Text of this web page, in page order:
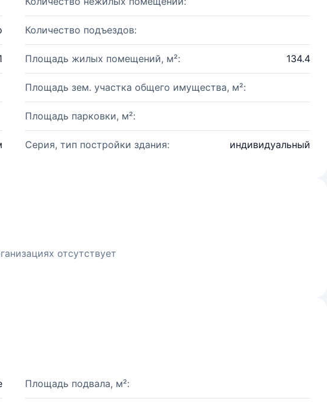
Количество подъездов:
Площадь жилых помещений, м²: 134.4
Площадь зем. участка общего имущества, м²:
Площадь парковки, м²:
Серия, тип постройки здания: индивидуальный
отсутствует
Площадь подвала, м²: